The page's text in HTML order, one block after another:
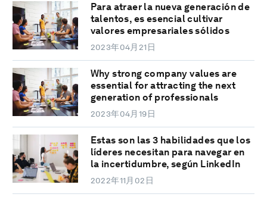
Para atraer la nueva generación de
talentos, es esencial cultivar
valores empresariales sólidos
2023年04月21日
Why strong company values are
essential for attracting the next
generation of professionals
2023年04月19日
Estas son las 3 habilidades que los
líderes necesitan para navegar en
la incertidumbre, según LinkedIn
2022年11月02日